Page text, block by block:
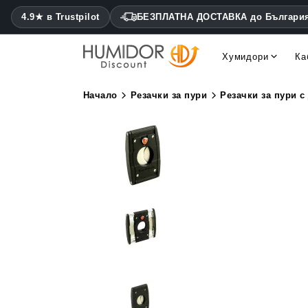
4.9★ в Trustpilot БЕЗПЛАТНА ДОСТАВКА до
Хумидори
Начало Резачки за пури Резачки за пури